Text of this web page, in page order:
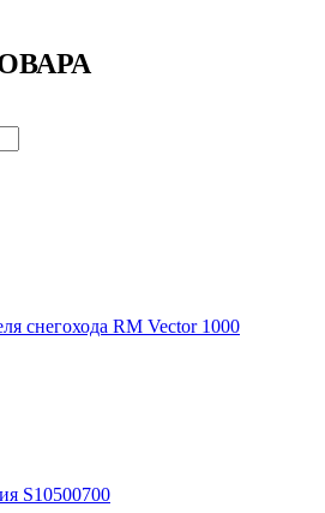
снегохода RM Vector 1000
S10500700